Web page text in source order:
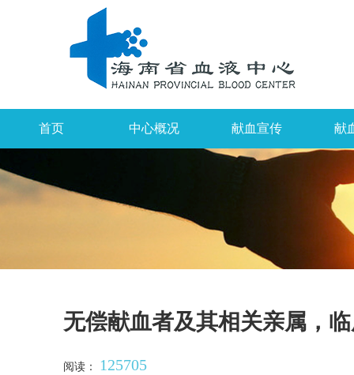
首页 中心概况 献血宣传 献
无偿献血者及其相关亲属，
阅读： 125705